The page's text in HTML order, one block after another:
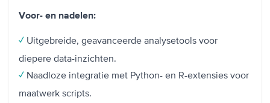
Voor- en nadelen:
✓ Uitgebreide, geavanceerde analysetools voor
diepere data-inzichten.
✓ Naadloze integratie met Python- en R-extensies voor
maatwerk scripts.